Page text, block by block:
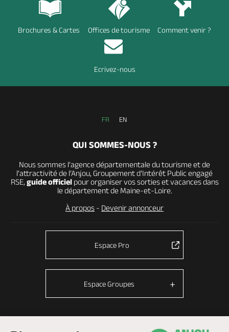
Brochures & Cartes Offices de tourisme Comment venir ?
Ecrivez-nous
FR EN
QUI SOMMES-NOUS ?
Nous sommes l’agence départementale du tourisme et de
l’attractivité de l’Anjou, Groupement d’Intérêt Public engagé
RSE, guide officielpour organiser vos sorties et vacances dans
le département de Maine-et-Loire.
À propos - Devenir annonceur
Espace Pro
Espace Groupes
Fonctionnement du site